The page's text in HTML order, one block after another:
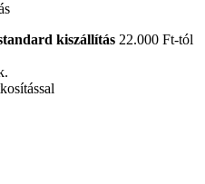
kiszállítás 22.000 Ft-tól